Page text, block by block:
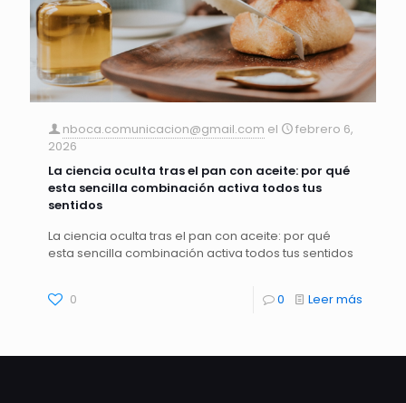
nboca.comunicacion@gmail.com el
febrero 6,
2026
La ciencia oculta tras el pan con aceite: por qué
esta sencilla combinación activa todos tus
sentidos
La ciencia oculta tras el pan con aceite: por qué
esta sencilla combinación activa todos tus sentidos
0 0 Leer más